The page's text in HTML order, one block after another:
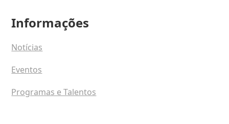
Informações
Notícias
Eventos
Programas e Talentos